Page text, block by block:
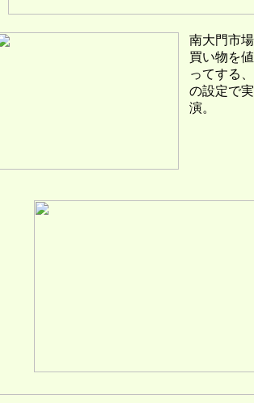
南大門市
買い物を
ってする
の設定で実
演。